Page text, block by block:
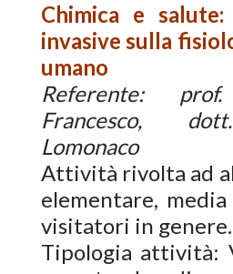
Chimica e
invasive sulla
umano
Referente:
Francesco,
Lomonaco
Attività rivolta ad
elementare,
visitatori in genere.
Tipologia attività: